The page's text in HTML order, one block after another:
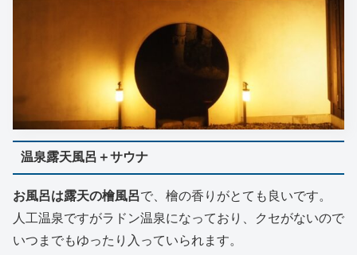
温泉露天風呂＋サウナ
お風呂は露天の檜風呂で、檜の香りがとても良いです。
人工温泉ですがラドン温泉になっており、クセがないので
いつまでもゆったり入っていられます。